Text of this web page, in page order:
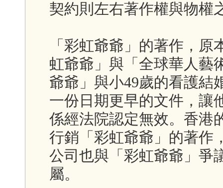
契約則左右著作權與物權
「彩虹爺爺」的著作，
虹爺爺」與「全球華人藝
爺爺」與小49歲的看護結
一份日期更早的文件，讓
係經法院認定無效。香港
行銷「彩虹爺爺」的著作
公司也與「彩虹爺爺」爭
屬。